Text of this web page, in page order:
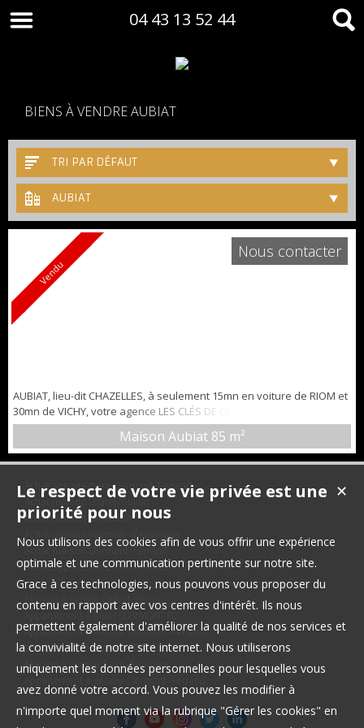
04 43 13 52 44
BIENS À VENDRE AUBIAT
TRI PAR DÉFAUT
AUBIAT
Vendu
AUBIAT, lieu-dit CHAZELLES, à seulement 15mn en voiture de RIOM et
30mn de VICHY, votre agence LES CLÉS DE CHLOÉ vous propose
cette maison en pierre de 1964 à FORT POTENTIEL, sur un terrain
d'environ 571m2 avec cour, dépendance et jardin. Idéale pour des
acquéreurs à la recherche d'un projet de rénovation et de
PIED et d'un...
Maison Aubiat 85 m²
Nous contacter
Achat appartement Clermont-Ferrand
Achat maison Châtel-Guyon
Achat maison Le Cendre
Achat maison Cournon-d'Auvergne
Achat appartement Châtel-Guyon
Maison à vendre Châtel-Guyon
Appartement à louer CLERMONT FD
Appartement à vendre Clermont-Ferrand
Immobilier Pro à vendre Riom
Maison à vendre Saint-Beauzire
✕
Le respect de votre vie privée est une
priorité pour nous
Nous utilisons des cookies afin de vous offrir une expérience
optimale et une communication pertinente sur notre site.
Grace à ces technologies, nous pouvons vous proposer du
contenu en rapport avec vos centres d'intérêt. Ils nous
permettent également d'améliorer la qualité de nos services et
la convivialité de notre site internet. Nous utiliserons
uniquement les données personnelles pour lesquelles vous
avez donné votre accord. Vous pouvez les modifier à
n'importe quel moment via la rubrique "Gérer les cookies" en